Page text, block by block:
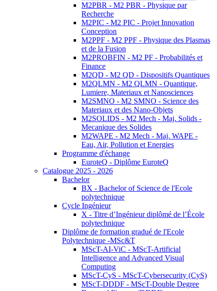
M2PBR - M2 PBR - Physique par
Recherche
M2PIC - M2 PIC - Projet Innovation
Conception
M2PPF - M2 PPF - Physique des Plasmas
et de la Fusion
M2PROBFIN - M2 PF - Probabilités et
Finance
M2QD - M2 QD - Dispositifs Quantiques
M2QLMN - M2 QLMN - Quantique,
Lumiere, Materiaux et Nanosciences
M2SMNO - M2 SMNO - Science des
Materiaux et des Nano-Objets
M2SOLIDS - M2 Mech - Maj. Solids -
Mecanique des Solides
M2WAPE - M2 Mech - Maj. WAPE -
Eau, Air, Pollution et Energies
Programme d'échange
EuroteQ - Diplôme EuroteQ
Catalogue 2025 - 2026
Bachelor
BX - Bachelor of Science de l'Ecole
polytechnique
Cycle Ingénieur
X - Titre d’Ingénieur diplômé de l’École
polytechnique
Diplôme de formation gradué de l'Ecole
Polytechnique -MSc&T
MScT-AI-ViC - MScT-Artificial
Intelligence and Advanced Visual
Computing
MScT-CyS - MScT-Cybersecurity (CyS)
MScT-DDDF - MScT-Double Degree